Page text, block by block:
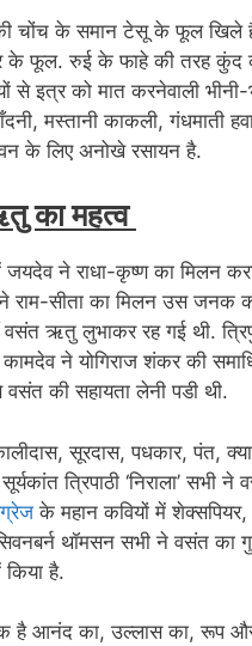
चोंच के समान टेसू के फूल खिले
के फूल. रुई के फाहे की तरह कुंद
से इत्र को मात करनेवाली
मस्तानी काकली, गंधमाती
के लिए अनोखे रसायन है.
का महत्व
ने राधा-कृष्ण का मिलन
राम-सीता का मिलन उस जनक
वसंत ऋतु लुभाकर रह गई थी.
ने योगिराज शंकर की
की सहायता लेनी पडी थी.
सूरदास, पधकार, पंत, क्या
त्रिपाठी ‘निराला’ सभी ने
के महान कवियों में
थॉमसन सभी ने वसंत का
है.
है आनंद का, उल्लास का, रूप और